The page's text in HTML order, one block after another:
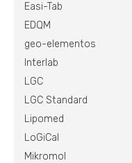
Easi-Tab
EDQM
geo-elementos
Interlab
LGC
LGC Standard
Lipomed
LoGiCal
Mikromol